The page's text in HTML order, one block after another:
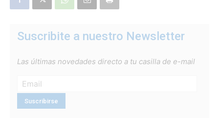
Suscribite a nuestro Newsletter
Las últimas novedades directo a tu casilla de e-mail